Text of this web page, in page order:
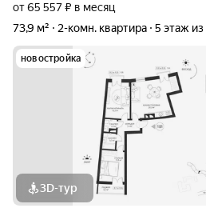
от 65 557 ₽ в месяц
73,9 м²
2-комн. квартира 5 этаж из
новостройка
3D-тур